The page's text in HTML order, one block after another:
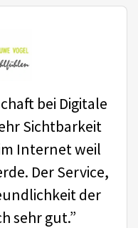
bei Digitale
Sichtbarkeit
Internet weil
Der Service,
der
sehr gut.”